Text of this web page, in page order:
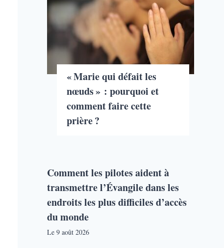
« Marie qui défait les
nœuds » : pourquoi et
comment faire cette
prière ?
Comment les pilotes aident à
transmettre l’Évangile dans les
endroits les plus difficiles d’accès
du monde
Le 9 août 2026